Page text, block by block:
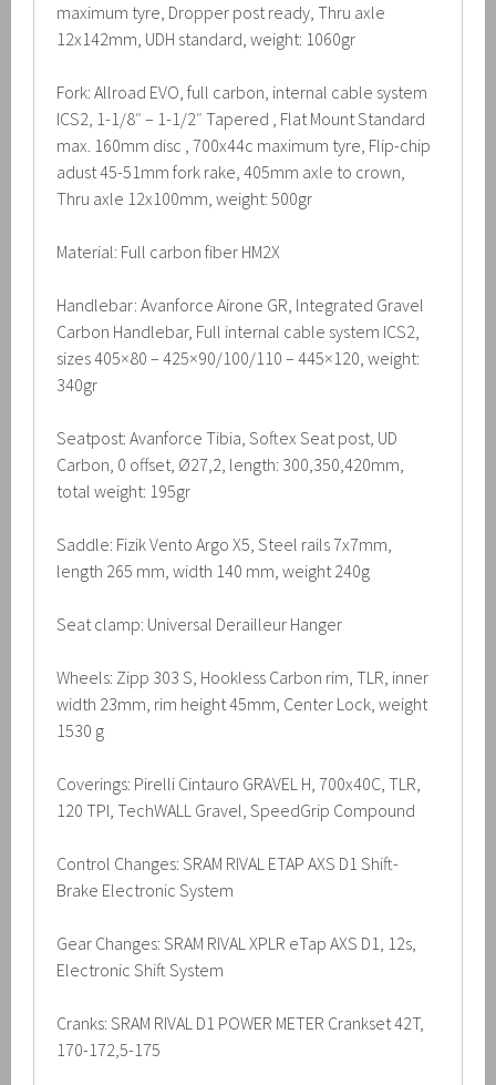
maximum tyre, Dropper post ready, Thru axle
12x142mm, UDH standard, weight: 1060gr
Fork: Allroad EVO, full carbon, internal cable system
ICS2, 1-1/8″ – 1-1/2″ Tapered , Flat Mount Standard
max. 160mm disc , 700x44c maximum tyre, Flip-chip
adust 45-51mm fork rake, 405mm axle to crown,
Thru axle 12x100mm, weight: 500gr
Material: Full carbon fiber HM2X
Handlebar: Avanforce Airone GR, lntegrated Gravel
Carbon Handlebar, Full internal cable system ICS2,
sizes 405×80 – 425×90/100/110 – 445×120, weight:
340gr
Seatpost: Avanforce Tibia, Softex Seat post, UD
Carbon, 0 offset, Ø27,2, length: 300,350,420mm,
total weight: 195gr
Saddle: Fizik Vento Argo X5, Steel rails 7x7mm,
length 265 mm, width 140 mm, weight 240g
Seat clamp: Universal Derailleur Hanger
Wheels: Zipp 303 S, Hookless Carbon rim, TLR, inner
width 23mm, rim height 45mm, Center Lock, weight
1530 g
Coverings: Pirelli Cintauro GRAVEL H, 700x40C, TLR,
120 TPI, TechWALL Gravel, SpeedGrip Compound
Control Changes: SRAM RIVAL ETAP AXS D1 Shift-
Brake Electronic System
Gear Changes: SRAM RIVAL XPLR eTap AXS D1, 12s,
Electronic Shift System
Cranks: SRAM RIVAL D1 POWER METER Crankset 42T,
170-172,5-175